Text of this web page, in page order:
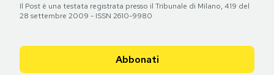
Il Post è una testata registrata presso il Tribunale di Milano, 419 del
28 settembre 2009 - ISSN 2610-9980
Abbonati